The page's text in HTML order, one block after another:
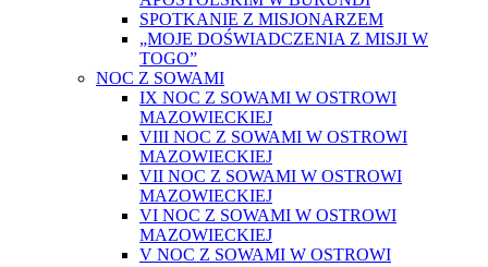
SPOTKANIE Z MISJONARZEM
„MOJE DOŚWIADCZENIA Z MISJI W
TOGO”
NOC Z SOWAMI
IX NOC Z SOWAMI W OSTROWI
MAZOWIECKIEJ
VIII NOC Z SOWAMI W OSTROWI
MAZOWIECKIEJ
VII NOC Z SOWAMI W OSTROWI
MAZOWIECKIEJ
VI NOC Z SOWAMI W OSTROWI
MAZOWIECKIEJ
V NOC Z SOWAMI W OSTROWI